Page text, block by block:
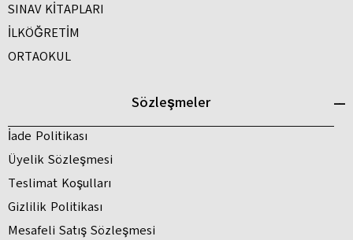
SINAV KİTAPLARI
İLKÖĞRETİM
ORTAOKUL
Sözleşmeler
İade Politikası
Üyelik Sözleşmesi
Teslimat Koşulları
Gizlilik Politikası
Mesafeli Satış Sözleşmesi